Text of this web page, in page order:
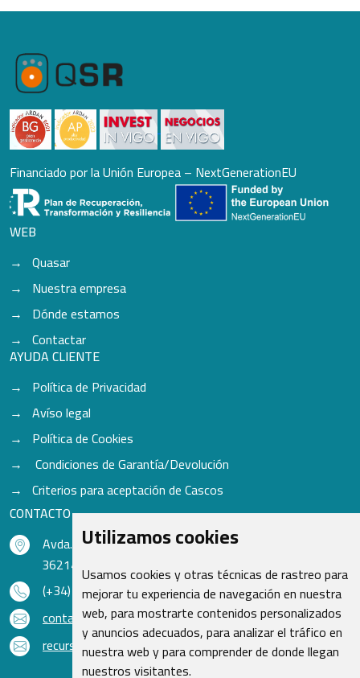
Utilizamos cookies
Usamos cookies y otras técnicas de rastreo para
mejorar tu experiencia de navegación en nuestra
web, para mostrarte contenidos personalizados
y anuncios adecuados, para analizar el tráfico en
nuestra web y para comprender de donde llegan
nuestros visitantes.
Financiado por la Unión Europea – NextGenerationEU
WEB
Quasar
Nuestra empresa
Dónde estamos
Contactar
AYUDA CLIENTE
Política de Privacidad
Avíso legal
Política de Cookies
Condiciones de Garantía/Devolución
Criterios para aceptación de Cascos
CONTACTO
Avda. do Freixo - Sardoma, 13
36214 Vigo - Pontevedra - España
(+34) 986 48 16 33
contacto@qsr.es
recursoshumanos@qsr.es